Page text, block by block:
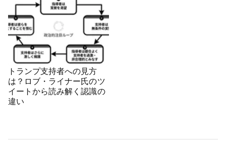
トランプ支持者への見方
は？ロブ・ライナー氏のツ
イートから読み解く認識の
違い